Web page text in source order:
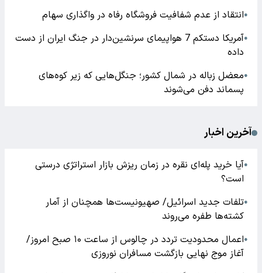
●انتقاد از عدم شفافیت فروشگاه رفاه در واگذاری سهام
●
آمریکا دستکم 7 هواپیمای سرنشین‌دار در جنگ ایران از دست
داده
●معضل زباله در شمال کشور؛ جنگل‌هایی که زیر کوه‌های
پسماند دفن می‌شوند
آخرین اخبار
●آیا خرید پله‌ای نقره در زمان ریزش بازار استراتژی درستی
است؟
●تلفات جدید اسرائیل/ صهیونیست‌ها همچنان از آمار
کشته‌ها طفره می‌روند
●
اعمال محدودیت تردد در چالوس از ساعت ۱۰ صبح امروز/
آغاز موج نهایی بازگشت مسافران نوروزی